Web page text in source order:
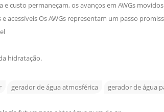
custo permaneçam, os avanços em AWGs
Os AWGs representam um passo
hidratação.
gerador de água atmosférica gerador de água